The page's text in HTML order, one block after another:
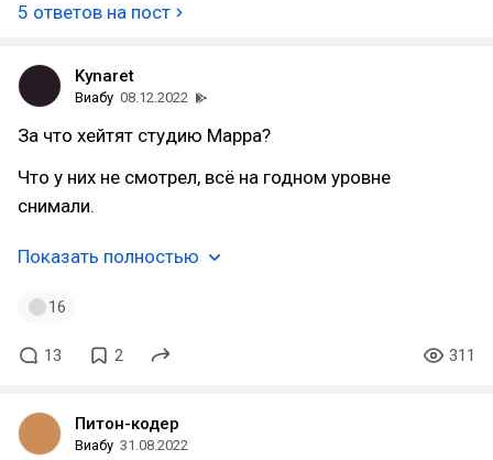
5 ответов на пост
Kynaret
Виабу 08.12.2022
За что хейтят студию Марра?
Что у них не смотрел, всё на годном уровне
снимали.
Показать полностью
16
13 2 311
Питон-кодер
Виабу 31.08.2022